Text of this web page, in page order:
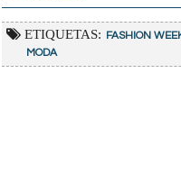
ETIQUETAS: FASHION
MODA